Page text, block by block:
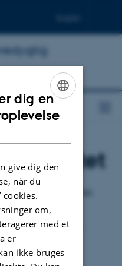
Nordre Ringgade 4, 8000
bygningskort/?b=1412
ENGLISH
dig en
give dig den
når du
cookies.
om,
med et
er
ikke bruges